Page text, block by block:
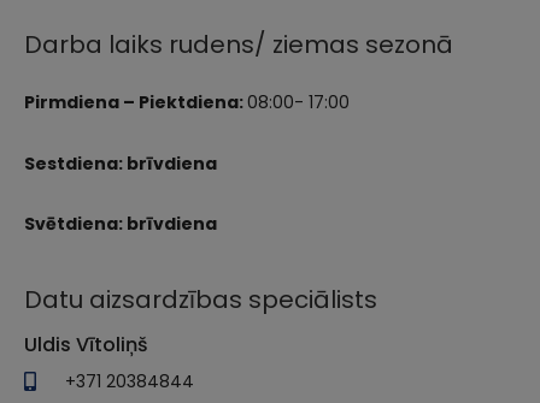
Darba laiks rudens/ ziemas sezonā
Pirmdiena – Piektdiena:08:00- 17:00
Sestdiena: brīvdiena
Svētdiena: brīvdiena
Datu aizsardzības speciālists
Uldis Vītoliņš
+371 20384844